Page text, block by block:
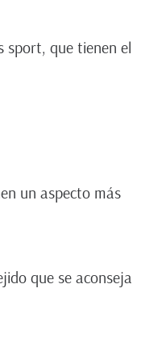
sport, que tienen el
un aspecto más
que se aconseja